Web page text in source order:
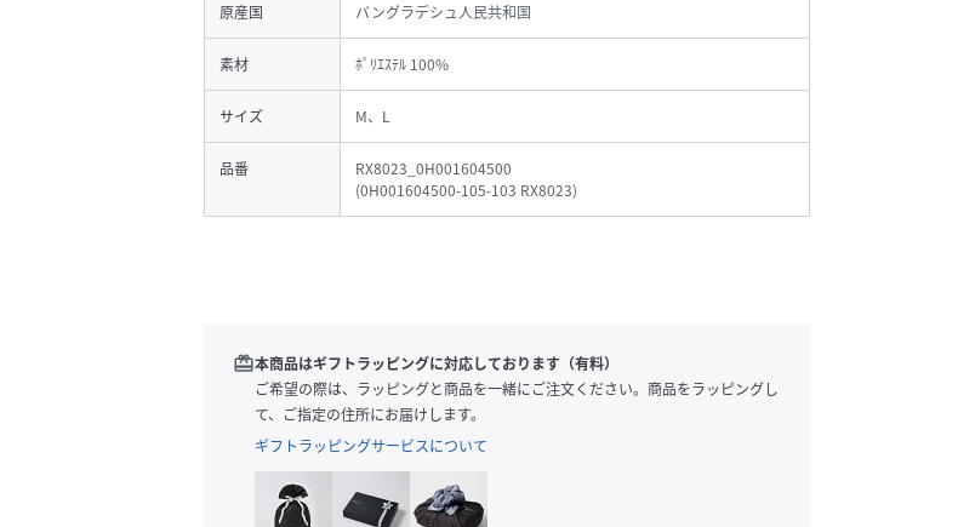
原産国 バングラデシュ人民共和国
素材 ﾎﾟﾘｴｽﾃﾙ 100%
サイズ M、L
品番
RX8023_0H001604500
(0H001604500-105-103 RX8023)
redeem本商品はギフトラッピングに対応しております（有料）
ご希望の際は、ラッピングと商品を一緒にご注文ください。商品をラッピングし
て、ご指定の住所にお届けします。
ギフトラッピングサービスについて